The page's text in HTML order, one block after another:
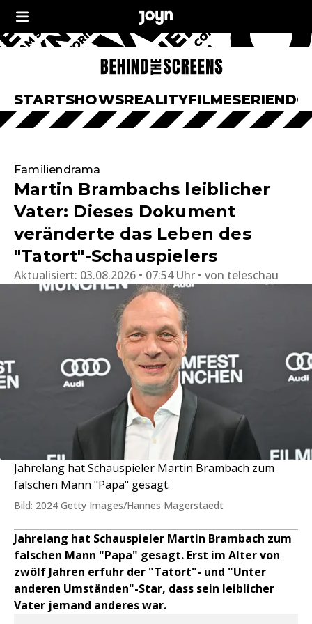
STARTSHOWSREALITYFILMESERIEN
Familiendrama
Martin Brambachs leiblicher
Vater: Dieses Dokument
veränderte das Leben des
"Tatort"-Schauspielers
Aktualisiert: 03.08.2026 • 07:54 Uhr von teleschau
Jahrelang hat Schauspieler Martin Brambach zum
falschen Mann "Papa" gesagt.
Bild: 2024 Getty Images/Hannes Magerstaedt
Jahrelang hat Schauspieler Martin Brambach zum
falschen Mann "Papa" gesagt. Erst im Alter von
zwölf Jahren erfuhr der "Tatort"- und "Unter
anderen Umständen"-Star, dass sein leiblicher
Vater jemand anderes war.